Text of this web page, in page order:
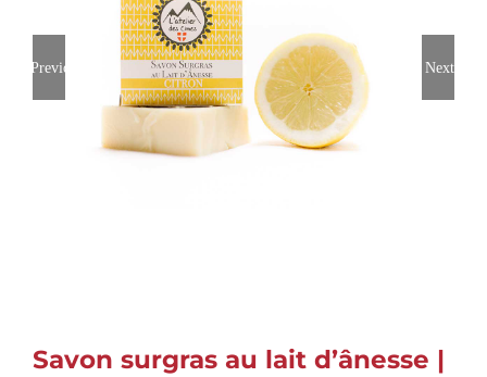
Previous Next
Savon surgras au lait d’ânesse |